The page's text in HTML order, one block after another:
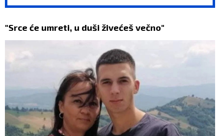
"Srce će umreti, u duši živećeš večno"